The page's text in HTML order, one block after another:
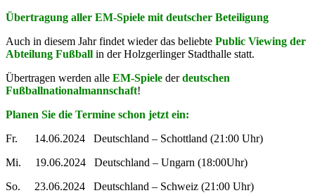
Übertragung aller EM-Spiele mit deutscher Beteiligung
Auch in diesem Jahr findet wieder das beliebte Public Viewing der
Abteilung Fußball in der Holzgerlinger Stadthalle statt.
Übertragen werden alle EM-Spiele derdeutschen
Fußballnationalmannschaft!
Planen Sie die Termine schon jetzt ein:
Fr. 14.06.2024 Deutschland – Schottland (21:00 Uhr)
Mi. 19.06.2024 Deutschland – Ungarn (18:00Uhr)
So. 23.06.2024 Deutschland – Schweiz (21:00 Uhr)